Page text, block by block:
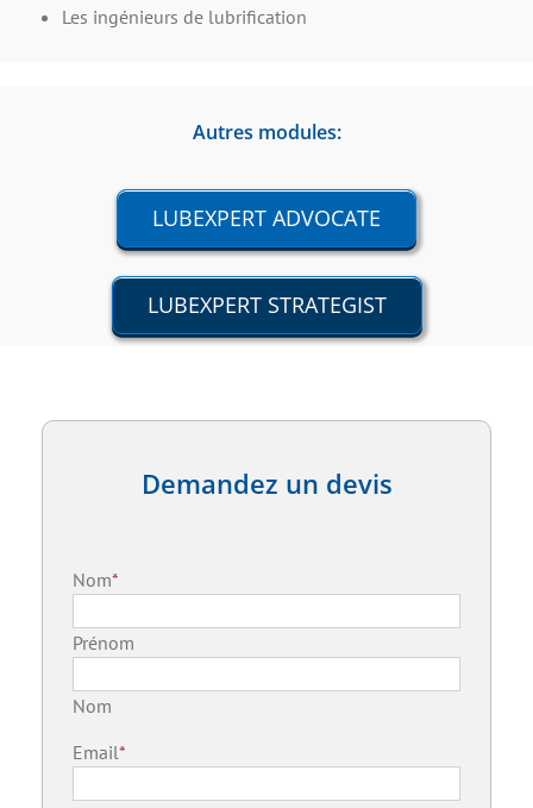
Les ingénieurs de lubrification
Autres modules:
LUBEXPERT ADVOCATE
LUBEXPERT STRATEGIST
Demandez un devis
Nom*
Prénom
Nom
Email*